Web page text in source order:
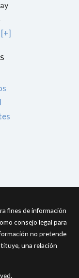
fines de información
consejo legal para
no pretende
una relación